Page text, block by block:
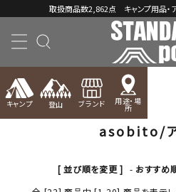
取扱商品数2,862点 キャンプ用品・
キャンプ 登山 ブランド 用途・場
所
ログイン person
TOP asobito/アソビト
asobito/ア
[ 並び順を変更 ] - おすすめ